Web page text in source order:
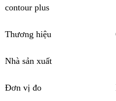
contour plus
Thương hiệu
Nhà sản xuất
Đơn vị đo